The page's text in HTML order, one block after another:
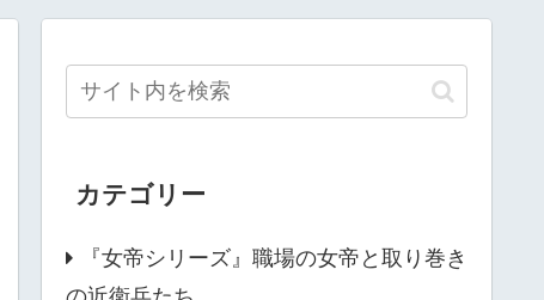
カテゴリー
『女帝シリーズ』職場の女帝と取り巻き